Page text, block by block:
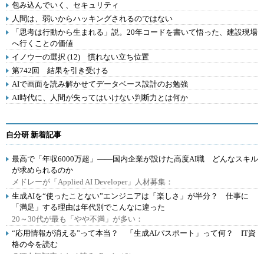
包み込んでいく、セキュリティ
人間は、弱いからハッキングされるのではない
「思考は行動から生まれる」説。20年コードを書いて悟った、建設現場
へ行くことの価値
イノウーの選択 (12) 慣れない立ち位置
第742回 結果を引き受ける
AIで画面を読み解かせてデータベース設計のお勉強
AI時代に、人間が失ってはいけない判断力とは何か
自分研 新着記事
最高で「年収6000万超」――国内企業が設けた高度AI職 どんなスキル
が求められるのか
メドレーが「Applied AI Developer」人材募集：
生成AIを“使ったことない”エンジニアは「楽しさ」が半分？ 仕事に
「満足」する理由は年代別でこんなに違った
20～30代が最も「やや不満」が多い：
“応用情報が消える”って本当？ 「生成AIパスポート」って何？ IT資
格の今を読む